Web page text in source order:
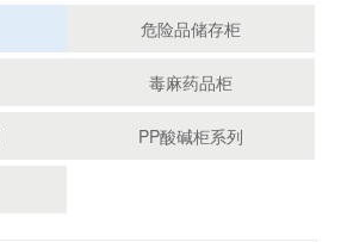
危险品储存柜
毒麻药品柜
PP酸碱柜系列